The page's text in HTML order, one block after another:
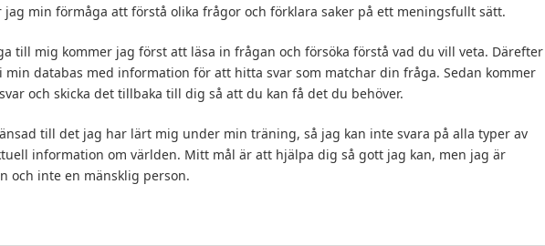
min förmåga att förstå olika frågor och förklara saker på ett meningsfullt sätt.
till mig kommer jag först att läsa in frågan och försöka förstå vad du vill veta. Därefter
min databas med information för att hitta svar som matchar din fråga. Sedan kommer
och skicka det tillbaka till dig så att du kan få det du behöver.
till det jag har lärt mig under min träning, så jag kan inte svara på alla typer av
information om världen. Mitt mål är att hjälpa dig så gott jag kan, men jag är
och inte en mänsklig person.